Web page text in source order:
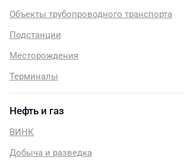
Объекты трубопроводного транспорта
Подстанции
Месторождения
Терминалы
Нефть и газ
ВИНК
Добыча и разведка